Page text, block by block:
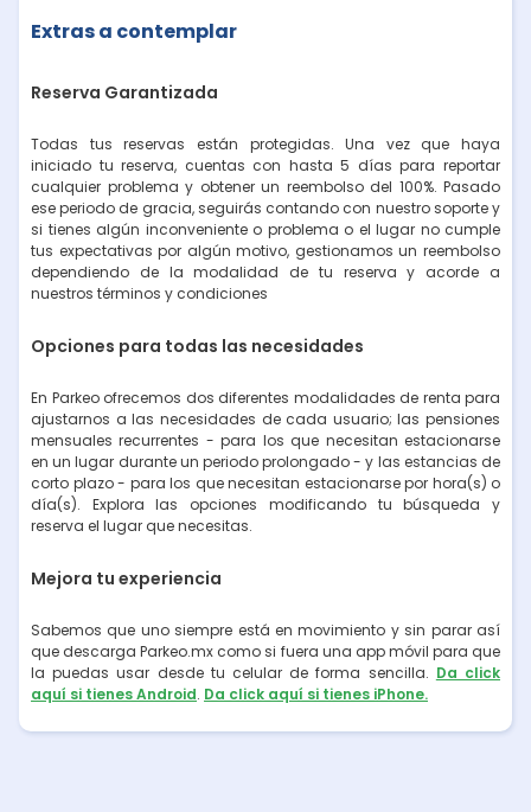
Extras a contemplar
Reserva Garantizada
Todas tus reservas están protegidas. Una vez que haya
iniciado tu reserva, cuentas con hasta 5 días para reportar
cualquier problema y obtener un reembolso del 100%. Pasado
ese periodo de gracia, seguirás contando con nuestro soporte y
si tienes algún inconveniente o problema o el lugar no cumple
tus expectativas por algún motivo, gestionamos un reembolso
dependiendo de la modalidad de tu reserva y acorde a
nuestros términos y condiciones
Opciones para todas las necesidades
En Parkeo ofrecemos dos diferentes modalidades de renta para
ajustarnos a las necesidades de cada usuario; las pensiones
mensuales recurrentes - para los que necesitan estacionarse
en un lugar durante un periodo prolongado - y las estancias de
corto plazo - para los que necesitan estacionarse por hora(s) o
día(s). Explora las opciones modificando tu búsqueda y
reserva el lugar que necesitas.
Mejora tu experiencia
Sabemos que uno siempre está en movimiento y sin parar así
que descarga Parkeo.mx como si fuera una app móvil para que
la puedas usar desde tu celular de forma sencilla. Da click
aquí si tienes Android. Da click aquí si tienes iPhone.